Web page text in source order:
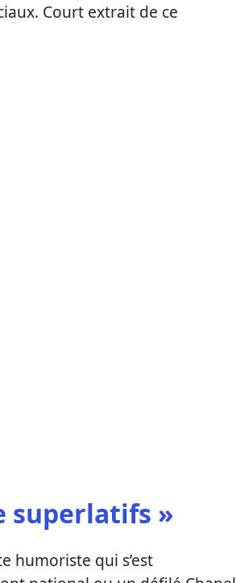
Court extrait de ce
superlatifs »
humoriste qui s’est